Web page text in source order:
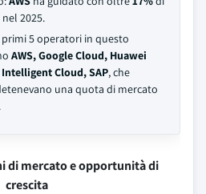
2025.
5 operatori in questo
AWS, Google Cloud, Huawei
Cloud, SAP, che
una quota di mercato
di mercato e opportunità di
crescita